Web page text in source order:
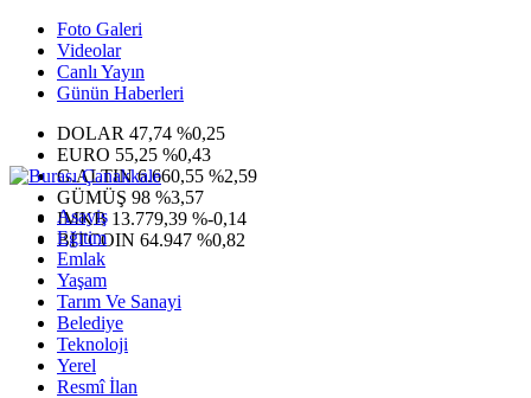
Foto Galeri
Videolar
Canlı Yayın
Günün Haberleri
DOLAR 47,74 %0,25
EURO 55,25 %0,43
G.ALTIN6.660,55 %2,59
GÜMÜŞ 98 %3,57
IMKB 13.779,39 %-0,14
BITCOIN 64.947 %0,82
Asayiş
Eğitim
Emlak
Yaşam
Tarım Ve Sanayi
Belediye
Teknoloji
Yerel
Resmî İlan